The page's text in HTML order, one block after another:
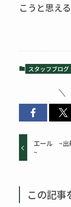
こうと思え
スタッフブログ
エール ~出
~
この記事